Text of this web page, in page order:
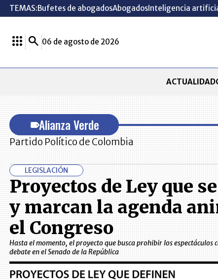
TEMAS:Bufetes de abogadosAbogadosInteligencia
06 de agosto de 2026
ACTUALIDAD
Alianza Verde
Partido Político de Colombia
LEGISLACIÓN
Proyectos de Ley que
y marcan la agenda
el Congreso
Hasta el momento, el proyecto que busca prohibir los espectáculos
debate en el Senado de la República